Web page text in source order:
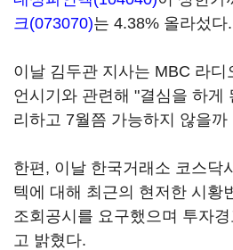
크(073070)는 4.38% 올라섰다.
이날 김두관 지사는 MBC 라디
언시기와 관련해 "결심을 하게
리하고 7월쯤 가능하지 않을까
한편, 이날 한국거래소 코스닥
텍에 대해 최근의 현저한 시황
조회공시를 요구했으며 투자
고 밝혔다.